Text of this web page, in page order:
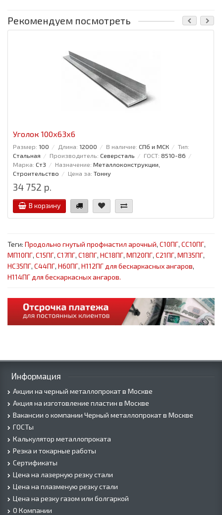
Рекомендуем посмотреть
Уголок 100x63x6
Размер: 100 Длина: 12000 В наличие: СПб и МСК
Тип:
Стальная
Производитель: Северсталь ГОСТ: 8510-86
Марка: Ст3 Назначение: Металлоконструкции,
Строительство
Цена за: Тонну
34 752 р.
В корзину
Теги: Продольно гнутый профнастил арочный, С10ПГ, СС10ПГ,
МП10ПГ, С15ПГ, С17ПГ, С18ПГ, НС18ПГ, МП20ПГ, С21ПГ, МП35ПГ,
НС35ПГ, С44ПГ, Н60ПГ, Н112ПГ для бескаркасных ангаров,
Н114ПГ для бескаркасных ангаров.
Информация
Акции на черный металлопрокат в Москве
Акция на изготовление пластин в Москве
Вакансии о компании Черный металлопрокат в Москве
ГОСТы
Калькулятор металлопроката
Резка и токарные работы
Сертификаты
Цена на лазерную резку стали
Цена на плазменую резку стали
Цена на резку газом или болгаркой
О Компании